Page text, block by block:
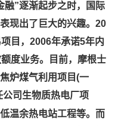
”逐渐起步之时，国际
现出了巨大的兴趣。20
目，2006年承诺5年内
度业务。目前，摩根士
炉煤气利用项目(一
司生物质热电厂项
温余热电站工程等。而